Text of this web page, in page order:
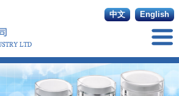
English
中文